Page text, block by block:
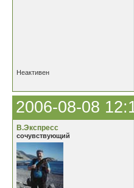
Неактивен
2006-08-08
В.Экспресс
сочувствующий